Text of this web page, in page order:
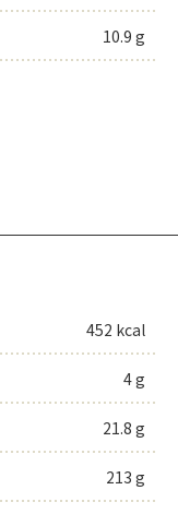
10.9 g
452 kcal
4 g
21.8 g
213 g